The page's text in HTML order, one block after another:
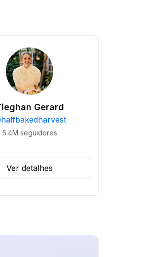
Gerard
halfbakedharvest
5.4M seguidores
Ver detalhes